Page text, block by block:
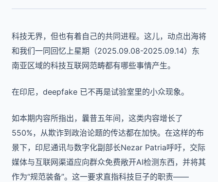
科技无界，但也有着自己的共同进程。这儿，动点出海将
和我们一同回忆上星期（2025.09.08-2025.09.14）东
南亚区域的科技互联网范畴都有哪些事情产生。
在印尼，deepfake 已不再是试验室里的小众现象。
如本期内容所指出，曩昔五年间，这类内容增长了
550%，从欺诈到政治论题的传达都在加快。在这样的布
景下，印尼通讯与数字化副部长Nezar Patria呼吁，交际
媒体与互联网渠道应向群众免费敞开AI检测东西，并将其
作为“规范装备”。这一要求直指科技巨子的职责——